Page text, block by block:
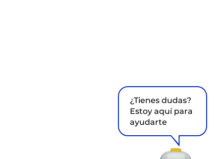
¿Tienes dudas?
Estoy aquí para
ayudarte